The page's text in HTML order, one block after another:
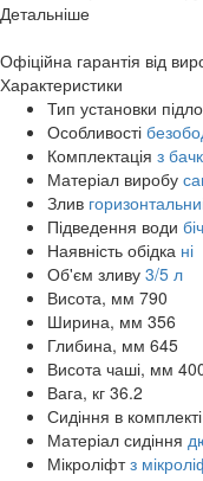
Детальніше
Офіційна гарантія від
Характеристики
Тип установки
Особливості
Комплектація з
Матеріал виробу
Злив
Підведення води
Наявність обідка ні
Об'єм зливу 3/5 л
Висота, мм 790
Ширина, мм 356
Глибина, мм 645
Висота чаші, мм
Вага, кг 36.2
Сидіння в комплекті
Матеріал сидіння
Мікроліфт з